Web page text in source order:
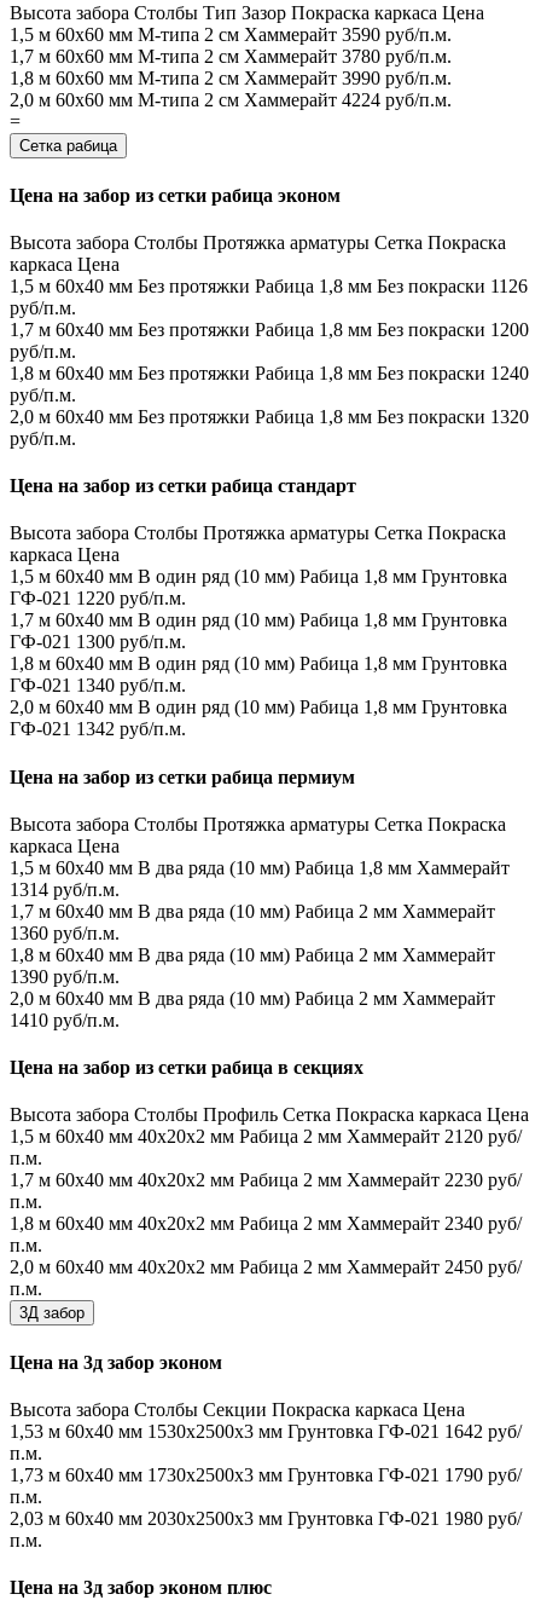
Высота забора Столбы Тип Зазор Покраска каркаса Цена
1,5 м 60х60 мм М-типа 2 см Хаммерайт 3590 руб/п.м.
1,7 м 60х60 мм М-типа 2 см Хаммерайт 3780 руб/п.м.
1,8 м 60х60 мм М-типа 2 см Хаммерайт 3990 руб/п.м.
2,0 м 60х60 мм М-типа 2 см Хаммерайт 4224 руб/п.м.
=
Сетка рабица
Цена на забор из сетки рабица эконом
Высота забора Столбы Протяжка арматуры Сетка Покраска
каркаса Цена
1,5 м 60х40 мм Без протяжки Рабица 1,8 мм Без покраски 1126
руб/п.м.
1,7 м 60х40 мм Без протяжки Рабица 1,8 мм Без покраски 1200
руб/п.м.
1,8 м 60х40 мм Без протяжки Рабица 1,8 мм Без покраски 1240
руб/п.м.
2,0 м 60х40 мм Без протяжки Рабица 1,8 мм Без покраски 1320
руб/п.м.
Цена на забор из сетки рабица стандарт
Высота забора Столбы Протяжка арматуры Сетка Покраска
каркаса Цена
1,5 м 60х40 мм В один ряд (10 мм) Рабица 1,8 мм Грунтовка
ГФ-021 1220 руб/п.м.
1,7 м 60х40 мм В один ряд (10 мм) Рабица 1,8 мм Грунтовка
ГФ-021 1300 руб/п.м.
1,8 м 60х40 мм В один ряд (10 мм) Рабица 1,8 мм Грунтовка
ГФ-021 1340 руб/п.м.
2,0 м 60х40 мм В один ряд (10 мм) Рабица 1,8 мм Грунтовка
ГФ-021 1342 руб/п.м.
Цена на забор из сетки рабица пермиум
Высота забора Столбы Протяжка арматуры Сетка Покраска
каркаса Цена
1,5 м 60х40 мм В два ряда (10 мм) Рабица 1,8 мм Хаммерайт
1314 руб/п.м.
1,7 м 60х40 мм В два ряда (10 мм) Рабица 2 мм Хаммерайт
1360 руб/п.м.
1,8 м 60х40 мм В два ряда (10 мм) Рабица 2 мм Хаммерайт
1390 руб/п.м.
2,0 м 60х40 мм В два ряда (10 мм) Рабица 2 мм Хаммерайт
1410 руб/п.м.
Цена на забор из сетки рабица в секциях
Высота забора Столбы Профиль Сетка Покраска каркаса Цена
1,5 м 60х40 мм 40х20х2 мм Рабица 2 мм Хаммерайт 2120 руб/
п.м.
1,7 м 60х40 мм 40х20х2 мм Рабица 2 мм Хаммерайт 2230 руб/
п.м.
1,8 м 60х40 мм 40х20х2 мм Рабица 2 мм Хаммерайт 2340 руб/
п.м.
2,0 м 60х40 мм 40х20х2 мм Рабица 2 мм Хаммерайт 2450 руб/
п.м.
3Д забор
Цена на 3д забор эконом
Высота забора Столбы Секции Покраска каркаса Цена
1,53 м 60х40 мм 1530x2500x3 мм Грунтовка ГФ-021 1642 руб/
п.м.
1,73 м 60х40 мм 1730x2500x3 мм Грунтовка ГФ-021 1790 руб/
п.м.
2,03 м 60х40 мм 2030x2500x3 мм Грунтовка ГФ-021 1980 руб/
п.м.
Цена на 3д забор эконом плюс